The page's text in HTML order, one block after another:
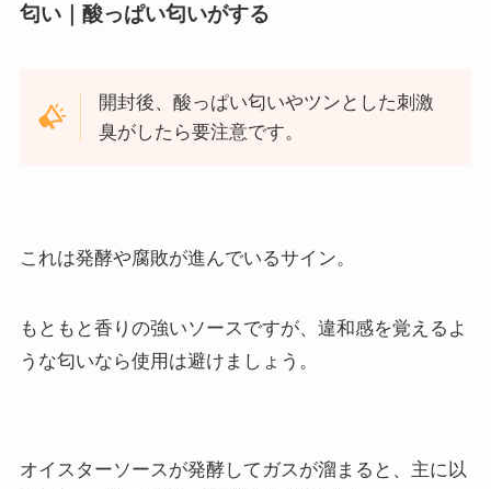
匂い｜酸っぱい匂いがする
開封後、酸っぱい匂いやツンとした刺激
臭がしたら要注意です。
これは発酵や腐敗が進んでいるサイン。
もともと香りの強いソースですが、違和感を覚えるよ
うな匂いなら使用は避けましょう。
オイスターソースが発酵してガスが溜まると、主に以